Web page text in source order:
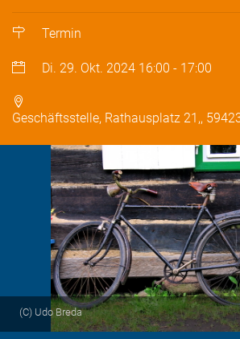
Termin
Di. 29. Okt. 2024 16:00 - 17:00
Geschäftsstelle, Rathausplatz 21,,
(C) Udo Breda